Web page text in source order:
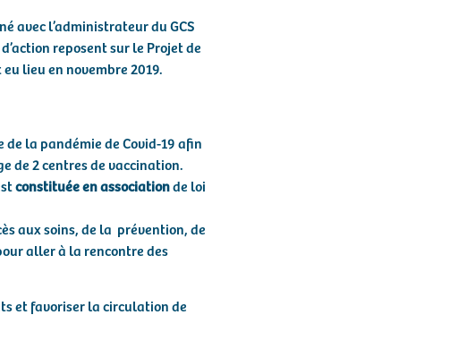
avec l’administrateur du GCS
reposent sur le Projet de
lieu en novembre 2019.
de la pandémie de Covid-19 afin
de 2 centres de vaccination.
constituée en associationde loi
aux soins, de la prévention, de
aller à la rencontre des
etfavoriser la circulation de